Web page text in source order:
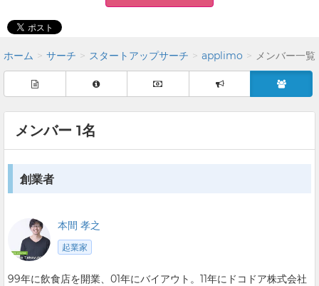
ホーム サーチ スタートアップサーチ applimo メンバー一覧
メンバー 1名
創業者
本間 孝之
起業家
99年に飲食店を開業、01年にバイアウト。11年にドコドア株式会社